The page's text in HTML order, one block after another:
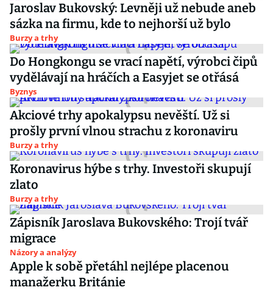
Jaroslav Bukovský: Levněji už nebude aneb
sázka na firmu, kde to nejhorší už bylo
Burzy a trhy
Do Hongkongu se vrací napětí, výrobci čipů
vydělávají na hráčích a Easyjet se otřásá
Byznys
Akciové trhy apokalypsu nevěští. Už si
prošly první vlnou strachu z koronaviru
Burzy a trhy
Koronavirus hýbe s trhy. Investoři skupují
zlato
Burzy a trhy
Zápisník Jaroslava Bukovského: Trojí tvář
migrace
Názory a analýzy
Apple k sobě přetáhl nejlépe placenou
manažerku Británie